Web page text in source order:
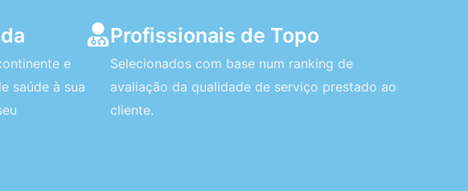
e
saúde à sua
Profissionais de Topo
Selecionados com base num ranking de
avaliação da qualidade de serviço prestado ao
cliente.